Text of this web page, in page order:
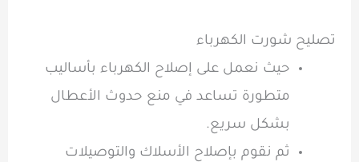
تصليح شورت الكهرباء
حيث نعمل على إصلاح الكهرباء بأساليب
متطورة تساعد في منع حدوث الأعطال
بشكل سريع.
ثم نقوم بإصلاح الأسلاك والتوصيلات